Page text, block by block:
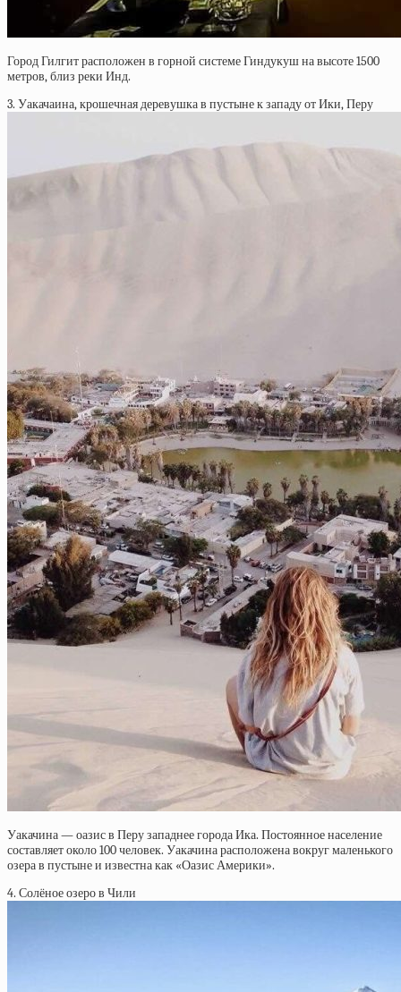
Город Гилгит расположен в горной системе Гиндукуш на высоте 1500
метров, близ реки Инд.
3. Уакачаина, крошечная деревушка в пустыне к западу от Ики, Перу
Уакачина — оазис в Перу западнее города Ика. Постоянное население
составляет около 100 человек. Уакачина расположена вокруг маленького
озера в пустыне и известна как «Оазис Америки».
4. Солёное озеро в Чили